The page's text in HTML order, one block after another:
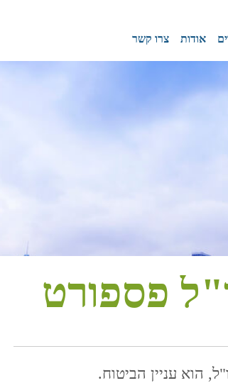
הוא עניין הביטוח.
אודות צרו קשר
פספורט